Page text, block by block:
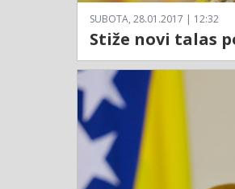
SUBOTA, 28.01.2017 | 12:32
Stiže novi talas